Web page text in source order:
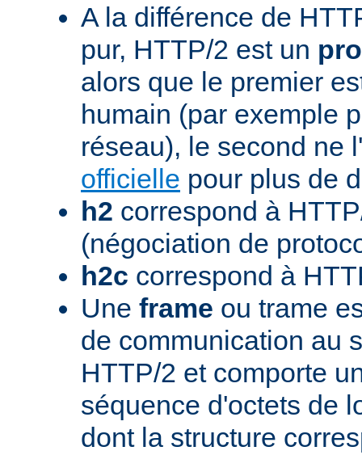
A la différence de
pur, HTTP/2 est un
alors que le premier
humain (par exemple
réseau), le second ne
officielle pour plus de
h2 correspond à
(négociation de
h2c correspond à
Une frame ou trame
de communication au
HTTP/2 et comporte
séquence d'octets de
dont la structure